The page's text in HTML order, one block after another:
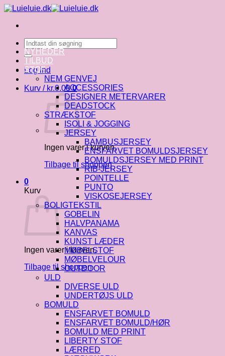
Fortsæt
indhold
Søg
efter:
Log ind
Kurv / kr.0.00 0
Ingen varer i kurven.
Tilbage til shoppen
0
Kurv
Ingen varer i kurven.
Tilbage til shoppen
NYHEDER
TILBUD
STOF
NEM GENVEJ
ACCESSORIES
DESIGNER METERVARER
DEADSTOCK
STRÆKSTOF
ISOLI & JOGGING
JERSEY
BAMBUSJERSEY
ENSFARVET BOMULDSJERSEY
BOMULDSJERSEY MED PRINT
RIB-JERSEY
POINTELLE
PUNTO
VISKOSEJERSEY
BOLIGTEKSTIL
GOBELIN
HALVPANAMA
KANVAS
KUNST LÆDER
MØBELSTOF
MØBELVELOUR
OUTDOOR
ULD
DIVERSE ULD
UNDERTØJS ULD
BOMULD
ENSFARVET BOMULD
ENSFARVET BOMULD/HØR
BOMULD MED PRINT
LIBERTY STOF
LÆRRED